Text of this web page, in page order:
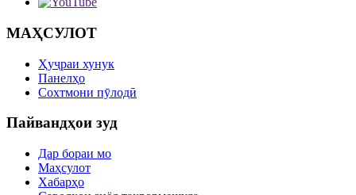
МАҲСУЛОТ
Ҳуҷраи хунук
Панелҳо
Сохтмони пӯлодӣ
Пайвандҳои зуд
Дар бораи мо
Маҳсулот
Хабарҳо